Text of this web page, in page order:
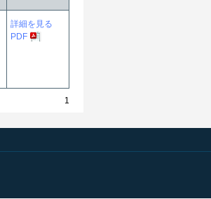
詳細を見る
PDF
1